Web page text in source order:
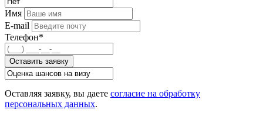
Имя
E-mail
Телефон*
Оставить заявку
Оставляя заявку, вы даете согласие на обработку
персональных данных.